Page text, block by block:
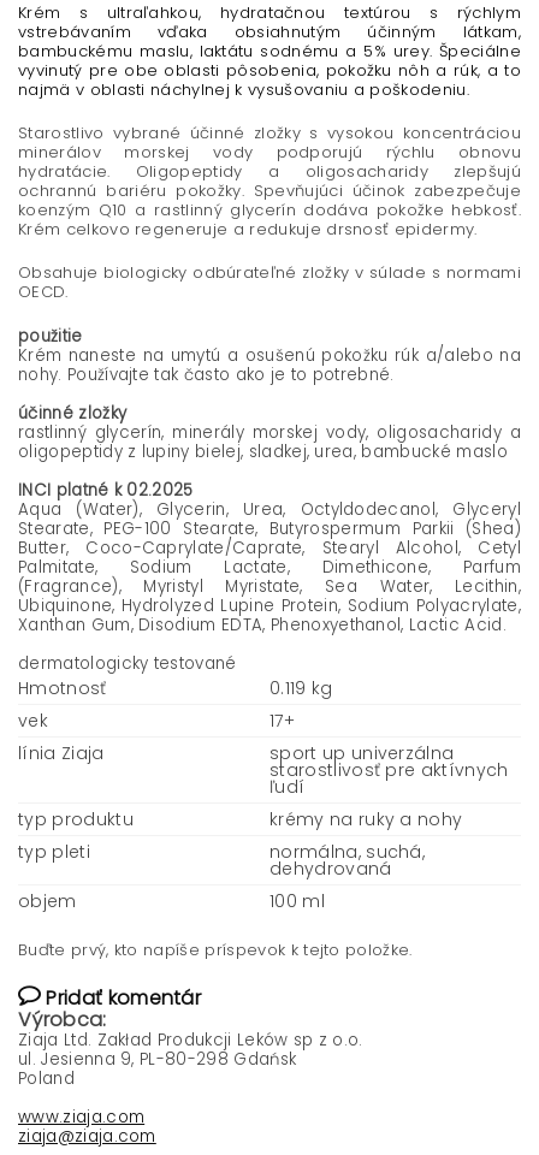
Krém s ultraľahkou, hydratačnou textúrou s rýchlym
vstrebávaním vďaka obsiahnutým účinným látkam,
bambuckému maslu, laktátu sodnému a 5% urey. Špeciálne
vyvinutý pre obe oblasti pôsobenia, pokožku nôh a rúk, a to
najmä v oblasti náchylnej k vysušovaniu a poškodeniu.
Starostlivo vybrané účinné zložky s vysokou koncentráciou
minerálov morskej vody podporujú rýchlu obnovu
hydratácie. Oligopeptidy a oligosacharidy zlepšujú
ochrannú bariéru pokožky. Spevňujúci účinok zabezpečuje
koenzým Q10 a rastlinný glycerín dodáva pokožke hebkosť.
Krém celkovo regeneruje a redukuje drsnosť epidermy.
Obsahuje biologicky odbúrateľné zložky v súlade s normami
OECD.
použitie
Krém naneste na umytú a osušenú pokožku rúk a/alebo na
nohy. Používajte tak často ako je to potrebné.
účinné zložky
rastlinný glycerín, minerály morskej vody, oligosacharidy a
oligopeptidy z lupiny bielej, sladkej, urea, bambucké maslo
INCI platné k 02.2025
Aqua (Water), Glycerin, Urea, Octyldodecanol, Glyceryl
Stearate, PEG-100 Stearate, Butyrospermum Parkii (Shea)
Butter, Coco-Caprylate/Caprate, Stearyl Alcohol, Cetyl
Palmitate, Sodium Lactate, Dimethicone, Parfum
(Fragrance), Myristyl Myristate, Sea Water, Lecithin,
Ubiquinone, Hydrolyzed Lupine Protein, Sodium Polyacrylate,
Xanthan Gum, Disodium EDTA, Phenoxyethanol, Lactic Acid.
dermatologicky testované
Hmotnosť
0.119 kg
vek
17+
línia Ziaja
sport up univerzálna
starostlivosť pre aktívnych
ľudí
typ produktu
krémy na ruky a nohy
typ pleti
normálna, suchá,
dehydrovaná
objem
100 ml
Buďte prvý, kto napíše príspevok k tejto položke.
Pridať komentár
Výrobca:
Ziaja Ltd. Zakład Produkcji Leków sp z o.o.
ul. Jesienna 9, PL-80-298 Gdańsk
Poland
www.ziaja.com
ziaja@ziaja.com